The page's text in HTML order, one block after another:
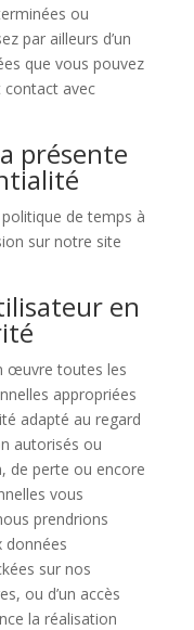
ou
par ailleurs d’un
que vous pouvez
avec
présente
de temps à
sur notre site
en
œuvre toutes les
appropriées
adapté au regard
autorisés ou
de perte ou encore
vous
prendrions
données
sur nos
ou d’un accès
la réalisation